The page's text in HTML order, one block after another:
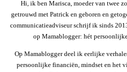
Hi, ik ben Marisca, moeder van twee
getrouwd met Patrick en geboren en
communicatieadviseur schrijf ik sinds
op Mamablogger: hét
Op Mamablogger deel ik eerlijke
persoonlijke financiën, mindset en het